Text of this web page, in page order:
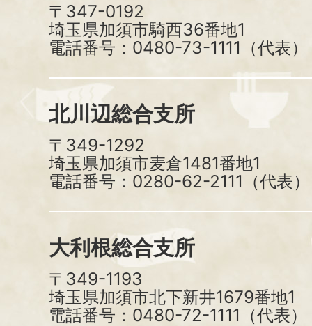
〒347-0192
埼玉県加須市騎西36番地1
電話番号：0480-73-1111（代表）
北川辺総合支所
〒349-1292
埼玉県加須市麦倉1481番地1
電話番号：0280-62-2111（代表）
大利根総合支所
〒349-1193
埼玉県加須市北下新井1679番地1
電話番号：0480-72-1111（代表）